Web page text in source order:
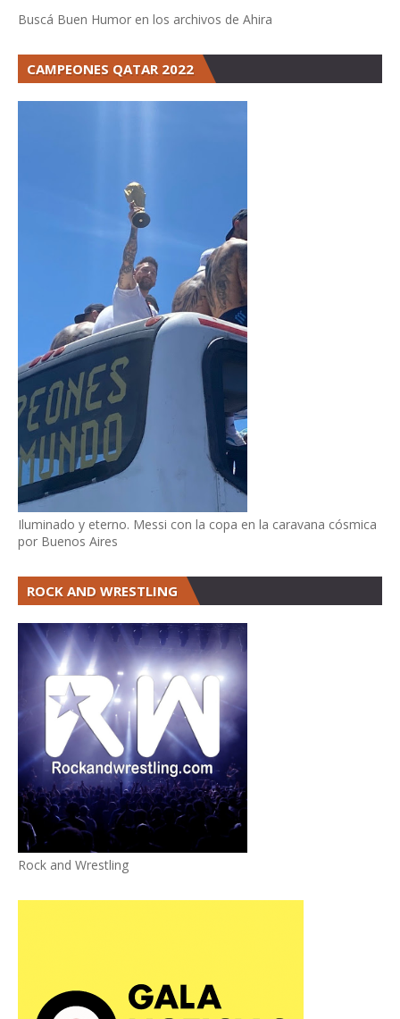
Buscá Buen Humor en los archivos de Ahira
CAMPEONES QATAR 2022
Iluminado y eterno. Messi con la copa en la caravana cósmica
por Buenos Aires
ROCK AND WRESTLING
Rock and Wrestling